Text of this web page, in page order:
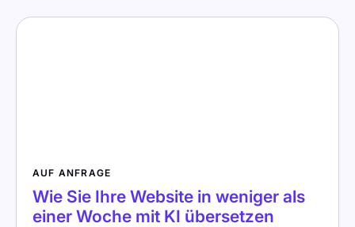
AUF ANFRAGE
Wie Sie Ihre Website in weniger als
einer Woche mit KI übersetzen